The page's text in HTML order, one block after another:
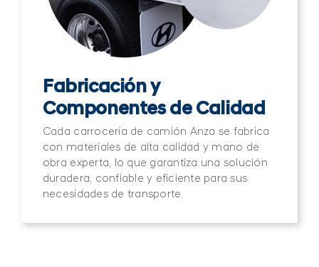
Fabricación y
Componentes de Calidad
Cada carrocería de camión Anza se fabrica
con materiales de alta calidad y mano de
obra experta, lo que garantiza una solución
duradera, confiable y eficiente para sus
necesidades de transporte.